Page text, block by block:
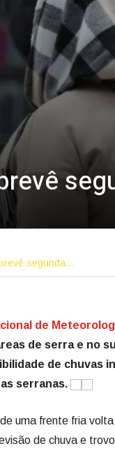
segunda…
de
de serra e no
de chuvas
serranas.
uma frente fria
de chuva e